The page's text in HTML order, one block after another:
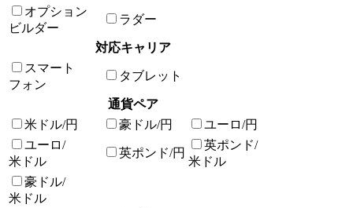
オプション
ビルダー
ラダー
対応キャリア
スマート
フォン
タブレット
通貨ペア
米ドル/円
豪ドル/円
ユーロ/円
ユーロ/
米ドル
英ポンド/円
英ポンド/
米ドル
豪ドル/
米ドル